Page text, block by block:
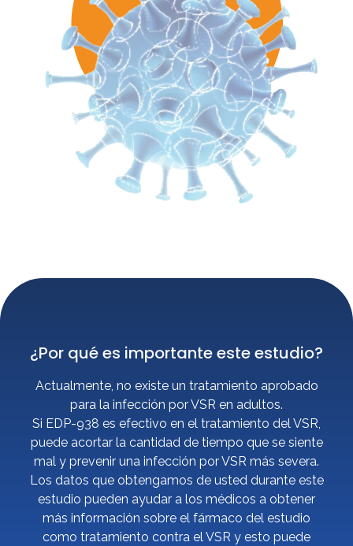
¿Por qué es importante este estudio?
Actualmente, no existe un tratamiento aprobado
para la infección por VSR en adultos.
Si EDP-938 es efectivo en el tratamiento del VSR,
puede acortar la cantidad de tiempo que se siente
mal y prevenir una infección por VSR más severa.
Los datos que obtengamos de usted durante este
estudio pueden ayudar a los médicos a obtener
más información sobre el fármaco del estudio
como tratamiento contra el VSR y esto puede